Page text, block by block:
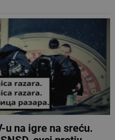
u na igre na sreću.